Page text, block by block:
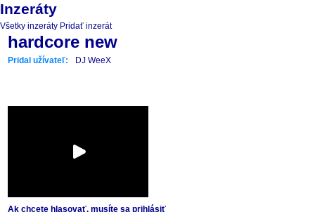
Inzeráty
Všetky inzeráty Pridať inzerát
hardcore new
Pridal užívateľ: DJ WeeX
Ak chcete hlasovať, musíte sa prihlásiť